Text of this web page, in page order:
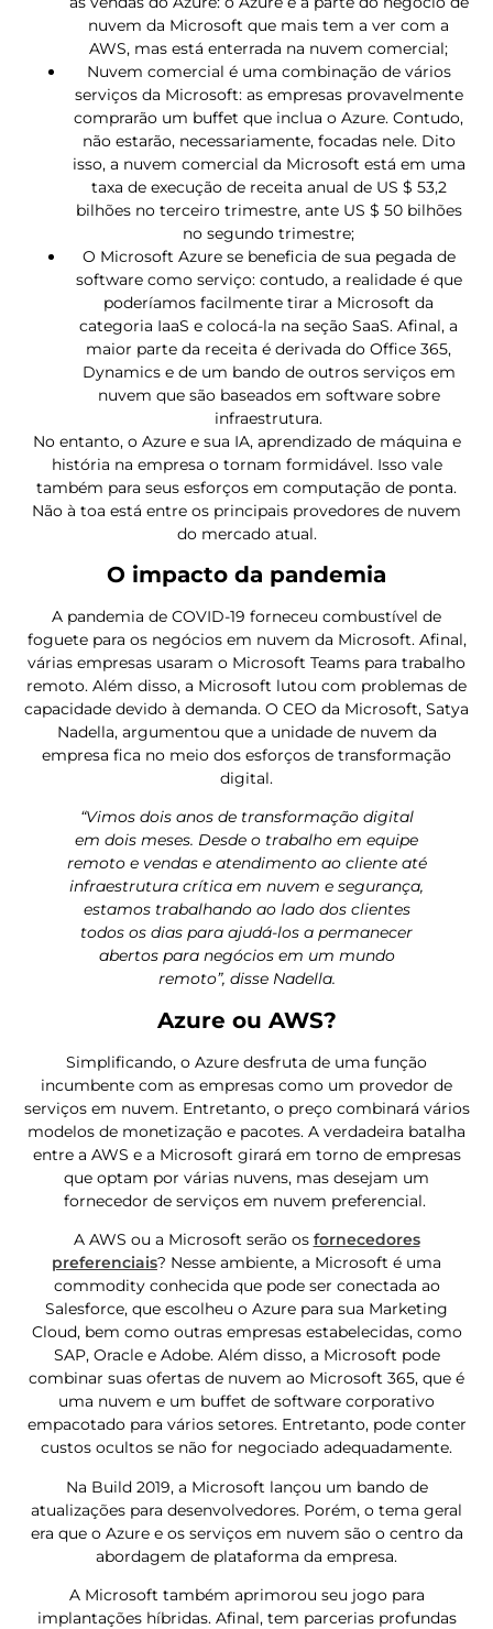
nuvem da Microsoft que mais tem a ver com a
AWS, mas está enterrada na nuvem comercial;
Nuvem comercial é uma combinação de vários
serviços da Microsoft: as empresas provavelmente
comprarão um buffet que inclua o Azure. Contudo,
não estarão, necessariamente, focadas nele. Dito
isso, a nuvem comercial da Microsoft está em uma
taxa de execução de receita anual de US $ 53,2
bilhões no terceiro trimestre, ante US $ 50 bilhões
no segundo trimestre;
O Microsoft Azure se beneficia de sua pegada de
software como serviço: contudo, a realidade é que
poderíamos facilmente tirar a Microsoft da
categoria IaaS e colocá-la na seção SaaS. Afinal, a
maior parte da receita é derivada do Office 365,
Dynamics e de um bando de outros serviços em
nuvem que são baseados em software sobre
infraestrutura.
No entanto, o Azure e sua IA, aprendizado de máquina e
história na empresa o tornam formidável. Isso vale
também para seus esforços em computação de ponta.
Não à toa está entre os principais provedores de nuvem
do mercado atual.
O impacto da pandemia
A pandemia de COVID-19 forneceu combustível de
foguete para os negócios em nuvem da Microsoft. Afinal,
várias empresas usaram o Microsoft Teams para trabalho
remoto. Além disso, a Microsoft lutou com problemas de
capacidade devido à demanda. O CEO da Microsoft, Satya
Nadella, argumentou que a unidade de nuvem da
empresa fica no meio dos esforços de transformação
digital.
“Vimos dois anos de transformação digital
em dois meses. Desde o trabalho em equipe
remoto e vendas e atendimento ao cliente até
infraestrutura crítica em nuvem e segurança,
estamos trabalhando ao lado dos clientes
todos os dias para ajudá-los a permanecer
abertos para negócios em um mundo
remoto”, disse Nadella.
Azure ou AWS?
Simplificando, o Azure desfruta de uma função
incumbente com as empresas como um provedor de
serviços em nuvem. Entretanto, o preço combinará vários
modelos de monetização e pacotes. A verdadeira batalha
entre a AWS e a Microsoft girará em torno de empresas
que optam por várias nuvens, mas desejam um
fornecedor de serviços em nuvem preferencial.
A AWS ou a Microsoft serão os fornecedores
preferenciais? Nesse ambiente, a Microsoft é uma
commodity conhecida que pode ser conectada ao
Salesforce, que escolheu o Azure para sua Marketing
Cloud, bem como outras empresas estabelecidas, como
SAP, Oracle e Adobe. Além disso, a Microsoft pode
combinar suas ofertas de nuvem ao Microsoft 365, que é
uma nuvem e um buffet de software corporativo
empacotado para vários setores. Entretanto, pode conter
custos ocultos se não for negociado adequadamente.
Na Build 2019, a Microsoft lançou um bando de
atualizações para desenvolvedores. Porém, o tema geral
era que o Azure e os serviços em nuvem são o centro da
abordagem de plataforma da empresa.
A Microsoft também aprimorou seu jogo para
implantações híbridas. Afinal, tem parcerias profundas